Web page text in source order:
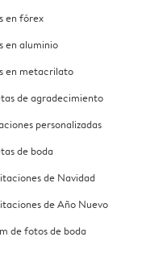
en fórex
en aluminio
en metacrilato
de agradecimiento
personalizadas
de boda
de Navidad
de Año Nuevo
de fotos de boda